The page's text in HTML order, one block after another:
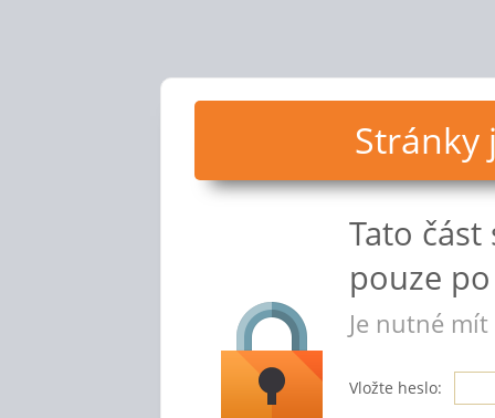
Stránky
Tato
pouze
Je nutné
Vložte heslo: